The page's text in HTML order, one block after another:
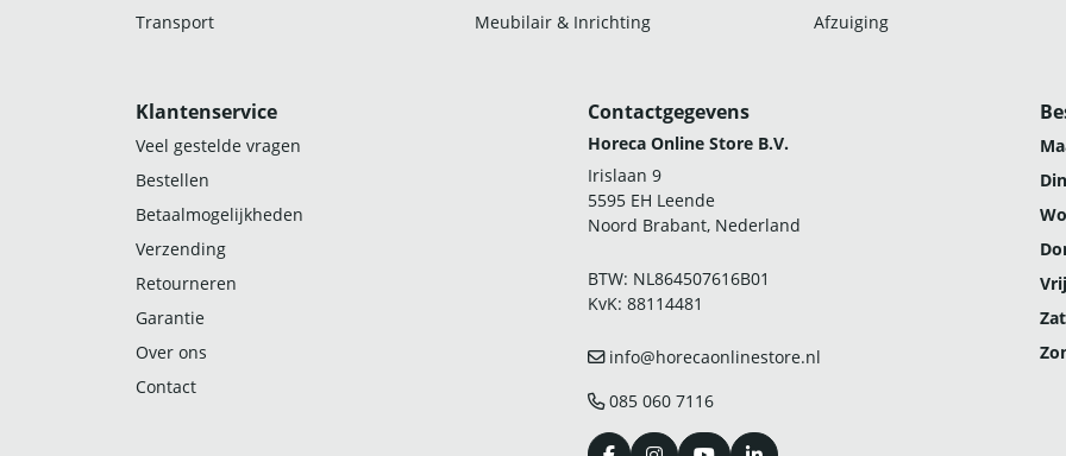
Transport
Meubilair & Inrichting Afzuiging
Klantenservice
Veel gestelde vragen
Bestellen
Betaalmogelijkheden
Verzending
Retourneren
Garantie
Over ons
Contact
Contactgegevens
Horeca Online Store B.V.
Irislaan 9
5595 EH Leende
Noord Brabant, Nederland
BTW: NL864507616B01
KvK: 88114481
info@horecaonlinestore.nl
085 060 7116